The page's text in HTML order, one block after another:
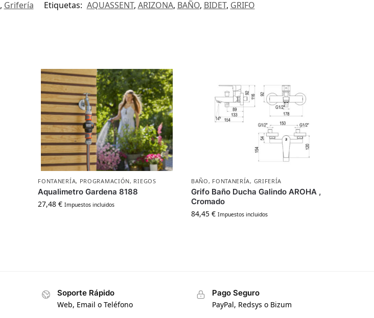
, Grifería Etiquetas: AQUASSENT, ARIZONA, BAÑO, BIDET, GRIFO
FONTANERÍA, PROGRAMACIÓN, RIEGOS
Aqualimetro Gardena 8188
27,48€ Impuestos incluidos
BAÑO, FONTANERÍA, GRIFERÍA
Grifo Baño Ducha Galindo AROHA ,
Cromado
84,45 € Impuestos incluidos
Soporte Rápido
Web, Email o Teléfono
Pago Seguro
PayPal, Redsys o Bizum